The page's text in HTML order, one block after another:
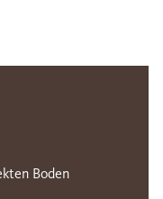
Boden